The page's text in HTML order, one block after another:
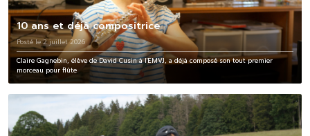
10 ans et déjà compositrice
Posté le 2 juillet 2026
Claire Gagnebin, élève de David Cusin à l'EMVJ, a déjà composé son tout premier
morceau pour flûte